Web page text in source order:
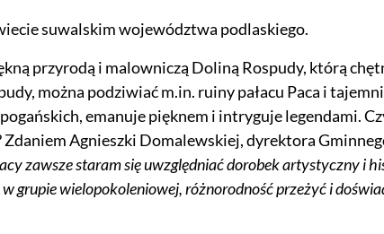
suwalskim województwa podlaskiego.
przyrodą i malowniczą Doliną Rospudy, którą
można podziwiać m.in. ruiny pałacu Paca i
emanuje pięknem i intryguje legendami.
Agnieszki Domalewskiej, dyrektora
zawsze staram się uwzględniać dorobek artystyczny i
grupie wielopokoleniowej, różnorodność przeżyć i